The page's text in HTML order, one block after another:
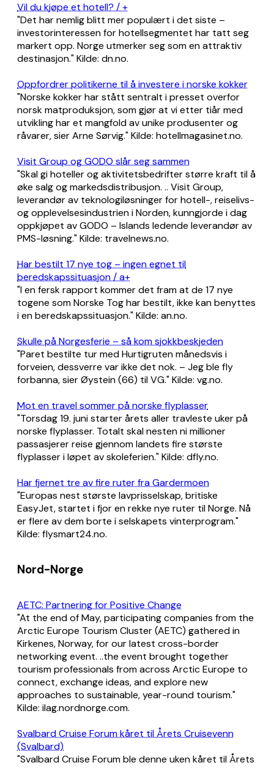
Vil du kjøpe et hotell? / +
"Det har nemlig blitt mer populært i det siste –
investorinteressen for hotellsegmentet har tatt seg
markert opp. Norge utmerker seg som en attraktiv
destinasjon." Kilde: dn.no.
Oppfordrer politikerne til å investere i norske kokker
"Norske kokker har stått sentralt i presset overfor
norsk matproduksjon, som gjør at vi etter tiår med
utvikling har et mangfold av unike produsenter og
råvarer, sier Arne Sørvig." Kilde: hotellmagasinet.no.
Visit Group og GODO slår seg sammen
"Skal gi hoteller og aktivitetsbedrifter større kraft til å
øke salg og markedsdistribusjon. .. Visit Group,
leverandør av teknologiløsninger for hotell-, reiselivs-
og opplevelsesindustrien i Norden, kunngjorde i dag
oppkjøpet av GODO – Islands ledende leverandør av
PMS-løsning." Kilde: travelnews.no.
Har bestilt 17 nye tog – ingen egnet til
beredskapssituasjon / a+
"I en fersk rapport kommer det fram at de 17 nye
togene som Norske Tog har bestilt, ikke kan benyttes
i en beredskapssituasjon." Kilde: an.no.
Skulle på Norgesferie – så kom sjokkbeskjeden
"Paret bestilte tur med Hurtigruten månedsvis i
forveien, dessverre var ikke det nok. –⁠ Jeg ble fly
forbanna, sier Øystein (66) til VG." Kilde: vg.no.
Mot en travel sommer på norske flyplasser
"Torsdag 19. juni starter årets aller travleste uker på
norske flyplasser. Totalt skal nesten ni millioner
passasjerer reise gjennom landets fire største
flyplasser i løpet av skoleferien." Kilde: dfly.no.
Har fjernet tre av fire ruter fra Gardermoen
"Europas nest største lavprisselskap, britiske
EasyJet, startet i fjor en rekke nye ruter til Norge. Nå
er flere av dem borte i selskapets vinterprogram."
Kilde: flysmart24.no.
Nord-Norge
AETC: Partnering for Positive Change
"At the end of May, participating companies from the
Arctic Europe Tourism Cluster (AETC) gathered in
Kirkenes, Norway, for our latest cross-border
networking event. ..the event brought together
tourism professionals from across Arctic Europe to
connect, exchange ideas, and explore new
approaches to sustainable, year-round tourism."
Kilde: ilag.nordnorge.com.
Svalbard Cruise Forum kåret til Årets Cruisevenn
(Svalbard)
"Svalbard Cruise Forum ble denne uken kåret til Årets